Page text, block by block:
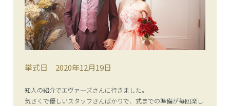
挙式日 2020年12月19日
知人の紹介でエヴァ―ズさんに行きました。
気さくで優しいスタッフさんばかりで、式までの準備が毎回楽し